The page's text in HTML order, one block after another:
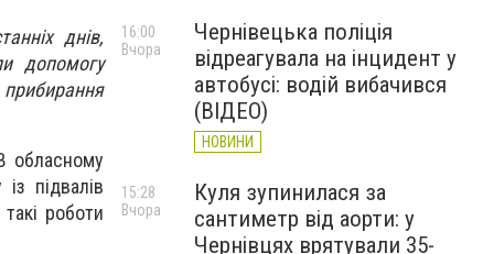
днів,
допомогу
обласному
підвалів
роботи
Чернівецька поліція
відреагувала на інцидент у
автобусі: водій вибачився
(ВІДЕО)
НОВИНИ
16:00
Вчора
Куля зупинилася за
сантиметр від аорти: у
Чернівцях врятували 35-
15:28
Вчора